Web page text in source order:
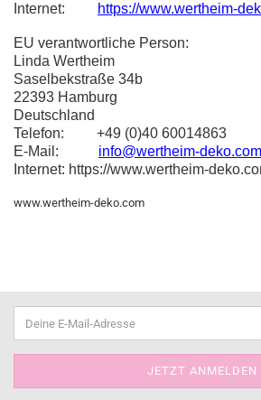
Internet:
https://www.wertheim-
EU verantwortliche Person:
Linda Wertheim
Saselbekstraße 34b
22393 Hamburg
Deutschland
Telefon: +49 (0)40 60014863
E-Mail: info@wertheim-deko.com
Internet: https://www.wertheim-
www.wertheim-deko.com